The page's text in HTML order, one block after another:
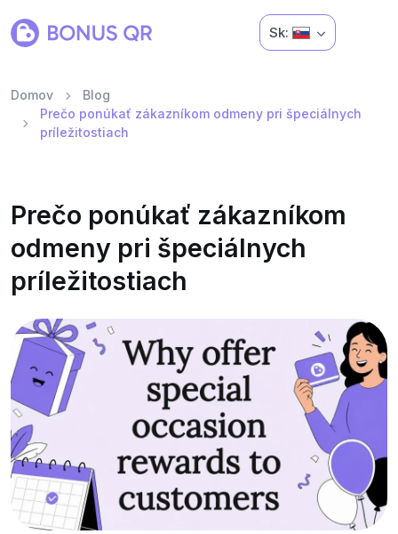
Sk:
Domov
Blog
Prečo ponúkať zákazníkom odmeny pri špeciálnych
príležitostiach
Prečo ponúkať zákazníkom
odmeny pri špeciálnych
príležitostiach